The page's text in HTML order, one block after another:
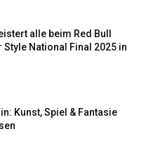
alle beim Red Bull
Style National Final 2025 in
Kunst, Spiel & Fantasie